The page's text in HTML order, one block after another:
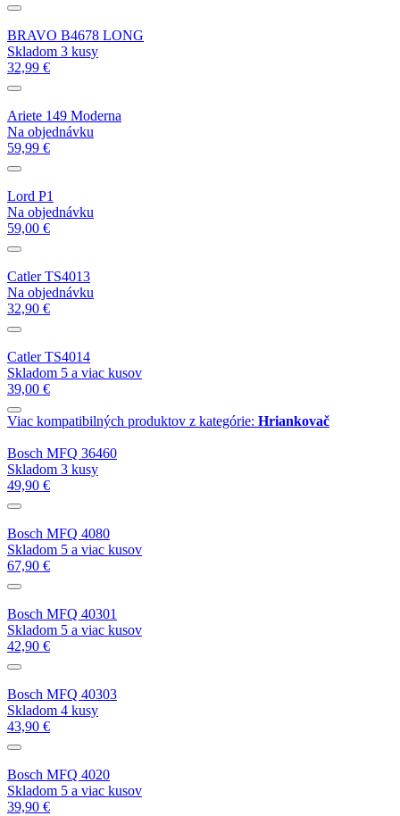
BRAVO B4678 LONG
Skladom 3 kusy
32,99 €
Ariete 149 Moderna
Na objednávku
59,99 €
Lord P1
Na objednávku
59,00 €
Catler TS4013
Na objednávku
32,90 €
Catler TS4014
Skladom 5 a viac kusov
39,00 €
Viac kompatibilných produktov z kategórie: Hriankovač
Bosch MFQ 36460
Skladom 3 kusy
49,90 €
Bosch MFQ 4080
Skladom 5 a viac kusov
67,90 €
Bosch MFQ 40301
Skladom 5 a viac kusov
42,90 €
Bosch MFQ 40303
Skladom 4 kusy
43,90 €
Bosch MFQ 4020
Skladom 5 a viac kusov
39,90 €